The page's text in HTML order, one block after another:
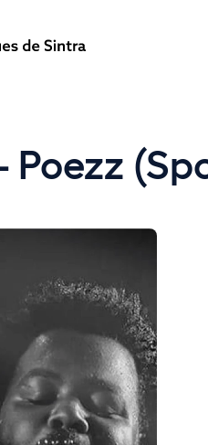
Poezz